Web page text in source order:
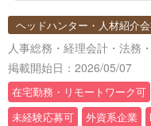
ヘッドハンター・人材紹介
人事総務・経理会計・法務
掲載開始日：2026/05/07
在宅勤務・リモートワーク可
未経験応募可
外資系企業